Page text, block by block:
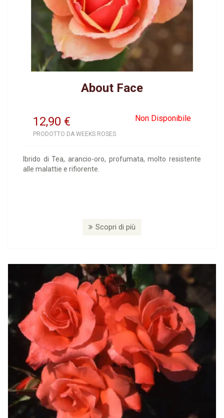
About Face
12,90 Non Disponibile
€
PRODOTTO DA WEEKS ROSES
Ibrido di Tea, arancio-oro, profumata, molto resistente
alle malattie e rifiorente.
Scopri di più